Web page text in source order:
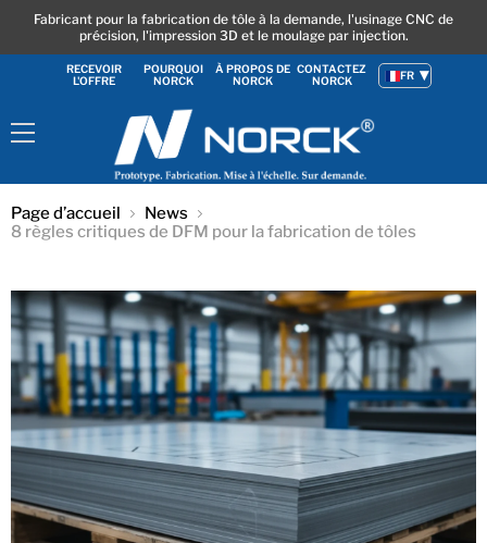
Fabricant pour la fabrication de tôle à la demande, l'usinage CNC de
précision, l'impression 3D et le moulage par injection.
RECEVOIR
L'OFFRE
POURQUOI
NORCK
À PROPOS DE
NORCK
CONTACTEZ
NORCK
FR
Page d’accueil
News
8 règles critiques de DFM pour la fabrication de tôles